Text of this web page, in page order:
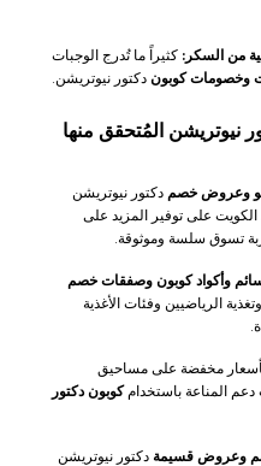
من السكر: كثيراً ما تُدرج الوجبات
وخصومات كوبون دكتور نيوتريشن.
نيوتريشن المُتحقق منها
وعروض خصم دكتور نيوتريشن
على توفير المزيد على
تسوق سلسة وموثوقة.
وأكواد كوبون وصفقات خصم
الرياضيين وفئات الأغذية
مخفضة على مساحيق
دعم المناعة باستخدامكوبون دكتور
وعروض قسيمة دكتور نيوتريشن